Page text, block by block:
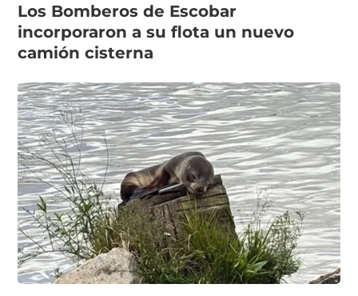
Los Bomberos de Escobar
incorporaron a su flota un nuevo
camión cisterna